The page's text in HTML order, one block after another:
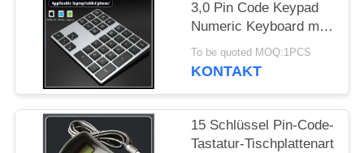
3,0 Pin Code Keypad
Numeric Keyboard mit
Hintergrundbeleuchtung
7
To be quoted MOQ:1PCS
KONTAKT
15 Schlüssel Pin-Code-
Tastatur-Tischplattenart